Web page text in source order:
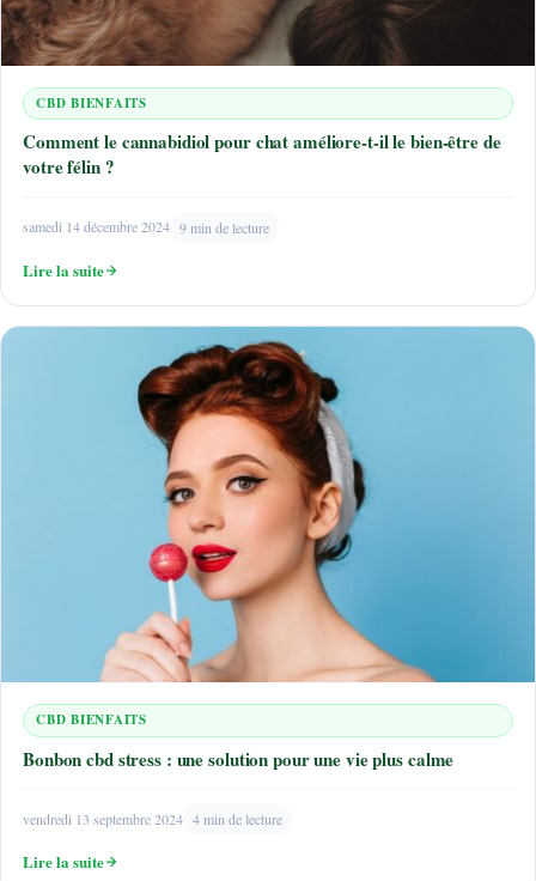
CBD BIENFAITS
Comment le cannabidiol pour chat améliore-t-il le bien-être de
votre félin ?
samedi 14 décembre 2024 9 min de lecture
Lire la suite
CBD BIENFAITS
Bonbon cbd stress : une solution pour une vie plus calme
vendredi 13 septembre 2024 4 min de lecture
Lire la suite